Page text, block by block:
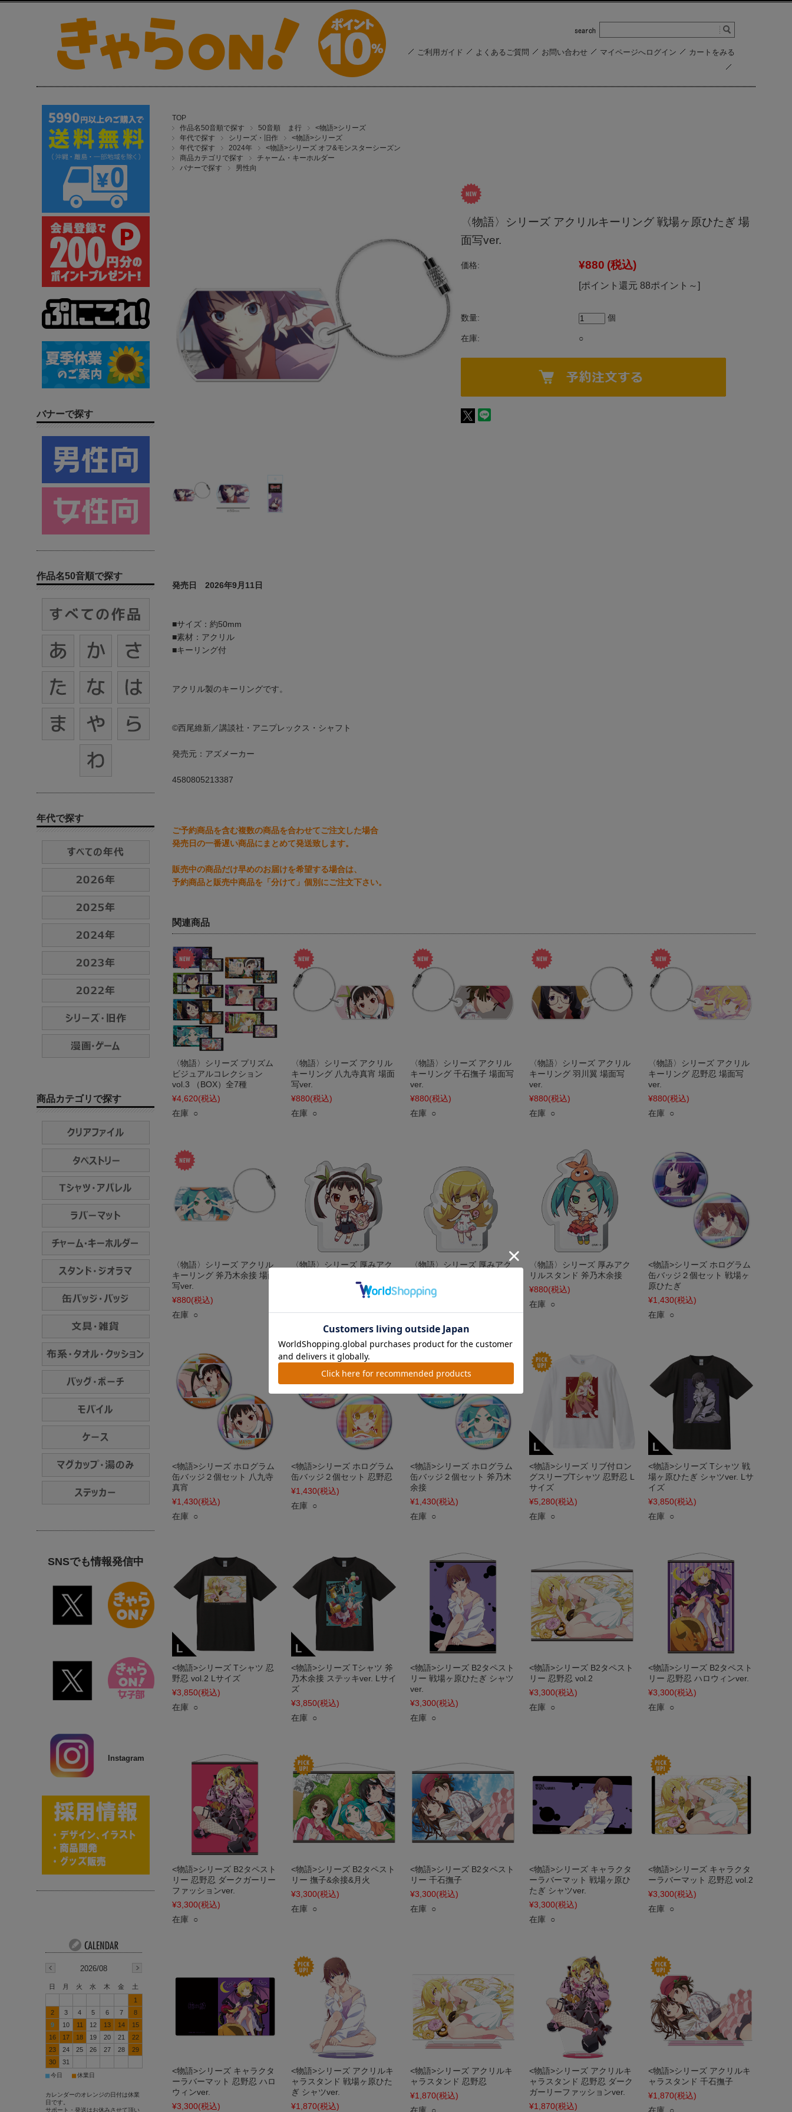
ご利用ガイド よくあるご質問 お問い合わせ マイページへログイン カートをみる
TOP
作品名50音順で探す
50音順 ま行
<物語>シリーズ
年代で探す
シリーズ・旧作
<物語>シリーズ
年代で探す
2024年
<物語>シリーズ オフ&モンスターシーズン
商品カテゴリで探す
チャーム・キーホルダー
バナーで探す
男性向
〈物語〉シリーズ アクリルキーリング 戦場ヶ原ひたぎ 場
面写ver.
価格: ¥880 (税込)
[ポイント還元 88ポイント～]
数量: 個
在庫: ○
発売日 2026年9月11日
■サイズ：約50mm
■素材：アクリル
■キーリング付
アクリル製のキーリングです。
©西尾維新／講談社・アニプレックス・シャフト
発売元：アズメーカー
4580805213387
ご予約商品を含む複数の商品を合わせてご注文した場合
発売日の一番遅い商品にまとめて発送致します。
販売中の商品だけ早めのお届けを希望する場合は、
予約商品と販売中商品を「分けて」個別にご注文下さい。
関連商品
〈物語〉シリーズ プリズム
ビジュアルコレクション
vol.3 （BOX）全7種
¥4,620(税込)
在庫 ○
〈物語〉シリーズ アクリル
キーリング 八九寺真宵 場面
写ver.
¥880(税込)
在庫 ○
〈物語〉シリーズ アクリル
キーリング 千石撫子 場面写
ver.
¥880(税込)
在庫 ○
〈物語〉シリーズ アクリル
キーリング 羽川翼 場面写
ver.
¥880(税込)
在庫 ○
〈物語〉シリーズ アクリル
キーリング 忍野忍 場面写
ver.
¥880(税込)
在庫 ○
〈物語〉シリーズ アクリル
キーリング 斧乃木余接 場面
写ver.
¥880(税込)
在庫 ○
〈物語〉シリーズ 厚みアク
〈物語〉シリーズ 厚みアク
¥880(税込)
〈物語〉シリーズ 厚みアク
リルスタンド 斧乃木余接
¥880(税込)
在庫 ○
<物語>シリーズ ホログラム
缶バッジ２個セット 戦場ヶ
原ひたぎ
¥1,430(税込)
在庫 ○
<物語>シリーズ ホログラム
缶バッジ２個セット 八九寺
真宵
¥1,430(税込)
在庫 ○
<物語>シリーズ ホログラム
缶バッジ２個セット 忍野忍
¥1,430(税込)
在庫 ○
<物語>シリーズ ホログラム
缶バッジ２個セット 斧乃木
余接
¥1,430(税込)
在庫 ○
<物語>シリーズ リブ付ロン
グスリーブTシャツ 忍野忍 L
サイズ
¥5,280(税込)
在庫 ○
<物語>シリーズ Tシャツ 戦
場ヶ原ひたぎ シャツver. Lサ
イズ
¥3,850(税込)
在庫 ○
<物語>シリーズ Tシャツ 忍
野忍 vol.2 Lサイズ
¥3,850(税込)
在庫 ○
<物語>シリーズ Tシャツ 斧
乃木余接 ステッキver. Lサイ
ズ
¥3,850(税込)
在庫 ○
<物語>シリーズ B2タペスト
リー 戦場ヶ原ひたぎ シャツ
ver.
¥3,300(税込)
在庫 ○
<物語>シリーズ B2タペスト
リー 忍野忍 vol.2
¥3,300(税込)
在庫 ○
<物語>シリーズ B2タペスト
リー 忍野忍 ハロウィンver.
¥3,300(税込)
在庫 ○
<物語>シリーズ B2タペスト
リー 忍野忍 ダークガーリー
ファッションver.
¥3,300(税込)
在庫 ○
<物語>シリーズ B2タペスト
リー 撫子&余接&月火
¥3,300(税込)
在庫 ○
<物語>シリーズ B2タペスト
リー 千石撫子
¥3,300(税込)
在庫 ○
<物語>シリーズ キャラクタ
ーラバーマット 戦場ヶ原ひ
たぎ シャツver.
¥3,300(税込)
在庫 ○
<物語>シリーズ キャラクタ
ーラバーマット 忍野忍 vol.2
¥3,300(税込)
在庫 ○
<物語>シリーズ キャラクタ
ーラバーマット 忍野忍 ハロ
ウィンver.
¥3,300(税込)
<物語>シリーズ アクリルキ
ャラスタンド 戦場ヶ原ひた
ぎ シャツver.
¥1,870(税込)
<物語>シリーズ アクリルキ
ャラスタンド 忍野忍
¥1,870(税込)
<物語>シリーズ アクリルキ
ャラスタンド 忍野忍 ダーク
ガーリーファッションver.
¥1,870(税込)
<物語>シリーズ アクリルキ
ャラスタンド 千石撫子
¥1,870(税込)
バナーで探す
作品名50音順で探す
年代で探す
商品カテゴリで探す
SNSでも情報発信中
Instagram
2026/08
日 月 火 水 木 金
土
1
2
3 4 5 6 7
8
9
10 11 12 13 14
15
16
17 18 19 20 21
22
23
24 25 26 27 28
29
30
31
■今日 ■休業日
カレンダーのオレンジの日付は休業
日です。
サポート・発送はお休みさせて頂い